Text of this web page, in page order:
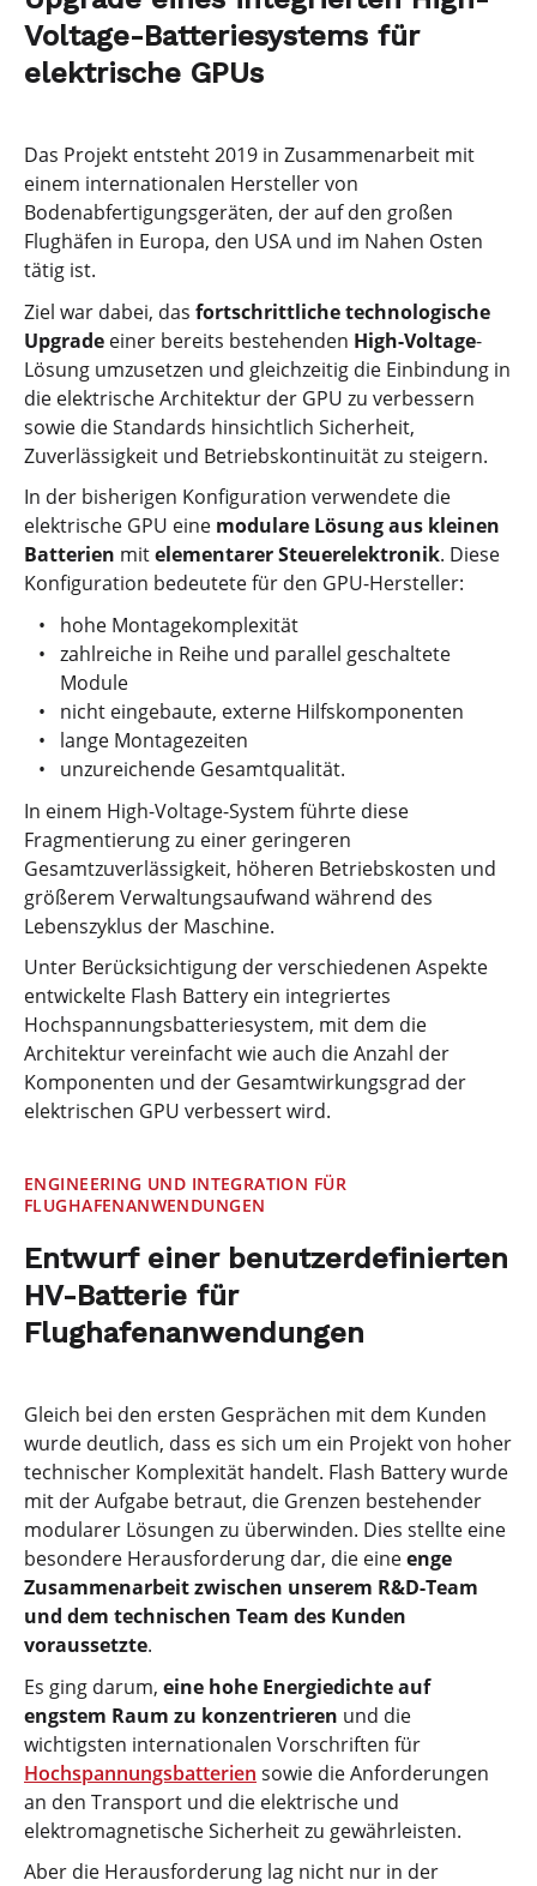
Voltage-Batteriesystems für
elektrische GPUs
Das Projekt entsteht 2019 in Zusammenarbeit mit
einem internationalen Hersteller von
Bodenabfertigungsgeräten, der auf den großen
Flughäfen in Europa, den USA und im Nahen Osten
tätig ist.
Ziel war dabei, das fortschrittliche technologische
Upgrade einer bereits bestehenden High-Voltage-
Lösung umzusetzen und gleichzeitig die Einbindung in
die elektrische Architektur der GPU zu verbessern
sowie die Standards hinsichtlich Sicherheit,
Zuverlässigkeit und Betriebskontinuität zu steigern.
In der bisherigen Konfiguration verwendete die
elektrische GPU eine modulare Lösung aus kleinen
Batterien mitelementarer Steuerelektronik. Diese
Konfiguration bedeutete für den GPU-Hersteller:
hohe Montagekomplexität
zahlreiche in Reihe und parallel geschaltete
Module
nicht eingebaute, externe Hilfskomponenten
lange Montagezeiten
unzureichende Gesamtqualität.
In einem High-Voltage-System führte diese
Fragmentierung zu einer geringeren
Gesamtzuverlässigkeit, höheren Betriebskosten und
größerem Verwaltungsaufwand während des
Lebenszyklus der Maschine.
Unter Berücksichtigung der verschiedenen Aspekte
entwickelte Flash Battery ein integriertes
Hochspannungsbatteriesystem, mit dem die
Architektur vereinfacht wie auch die Anzahl der
Komponenten und der Gesamtwirkungsgrad der
elektrischen GPU verbessert wird.
ENGINEERING UND INTEGRATION FÜR
FLUGHAFENANWENDUNGEN
Entwurf einer benutzerdefinierten
HV-Batterie für
Flughafenanwendungen
Gleich bei den ersten Gesprächen mit dem Kunden
wurde deutlich, dass es sich um ein Projekt von hoher
technischer Komplexität handelt. Flash Battery wurde
mit der Aufgabe betraut, die Grenzen bestehender
modularer Lösungen zu überwinden. Dies stellte eine
besondere Herausforderung dar, die eineenge
Zusammenarbeit zwischen unserem R&D-Team
und dem technischen Team des Kunden
voraussetzte.
Es ging darum, eine hohe Energiedichte auf
engstem Raum zu konzentrieren und die
wichtigsten internationalen Vorschriften für
Hochspannungsbatterien sowie die Anforderungen
an den Transport und die elektrische und
elektromagnetische Sicherheit zu gewährleisten.
Aber die Herausforderung lag nicht nur in der